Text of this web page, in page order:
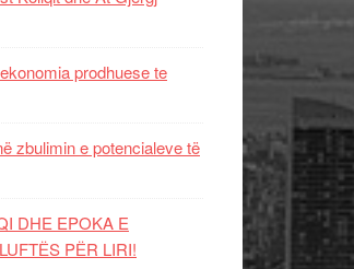
prodhuese te
zbulimin e potencialeve të
DHE EPOKA E
PЁR LIRI!